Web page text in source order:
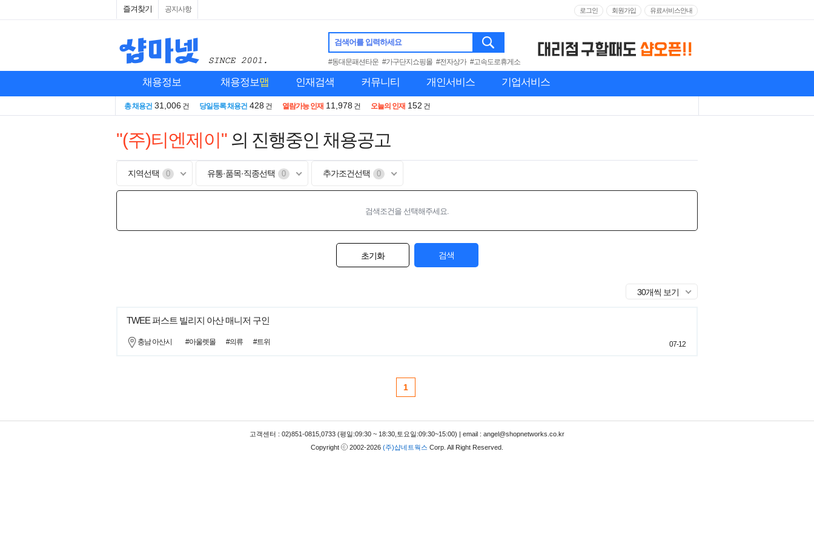
즐겨찾기 공지사항 로그인 회원가입 유료서비스안내
검색어를 입력하세요
#동대문패션타운 #가구단지쇼핑몰 #전자상가 #고속도로휴게소
채용정보 채용정보맵 인재검색 커뮤니티 개인서비스 기업서비스
총 채용건 31,006 건 당일등록 채용건 428 건 열람가능 인재 11,978 건 오늘의 인재 152 건
"(주)티엔제이" 의 진행중인 채용공고
지역선택 0 유통·품목·직종선택 0 추가조건선택 0
검색조건을 선택해주세요.
초기화 검색
30개씩 보기
TWEE 퍼스트 빌리지 아산 매니저 구인
충남 아산시 #아울렛몰 #의류 #트위 07-12
1
고객센터 : 02)851-0815,0733 (평일:09:30 ~ 18:30,토요일:09:30~15:00) | email : angel@shopnetworks.co.kr
Copyright
2002-2026 (주)샵네트웍스 Corp. All Right Reserved.